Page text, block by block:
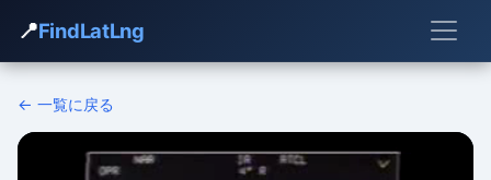
📍FindLatLng
← 一覧に戻る